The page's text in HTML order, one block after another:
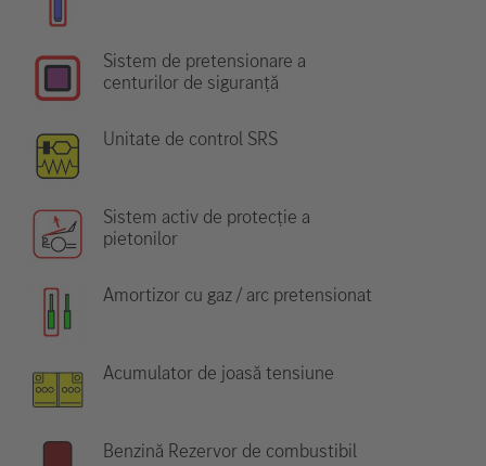
Sistem de pretensionare a
centurilor de siguranță
Unitate de control SRS
Sistem activ de protecție a
pietonilor
Amortizor cu gaz / arc pretensionat
Acumulator de joasă tensiune
Benzină Rezervor de combustibil